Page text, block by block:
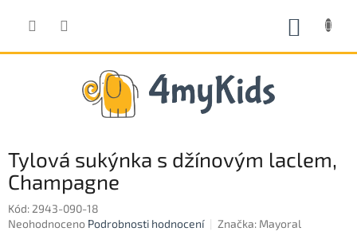
Tylová sukýnka s džínovým laclem,
Champagne
Kód: 2943-090-18
Průměrné
Neohodnoceno Podrobnosti hodnocení Značka: Mayoral